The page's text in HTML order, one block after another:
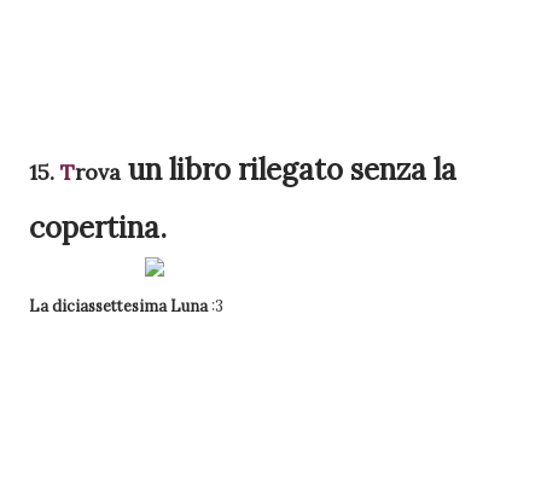
15. Trova un libro rilegato senza la
copertina.
La diciassettesima Luna:3